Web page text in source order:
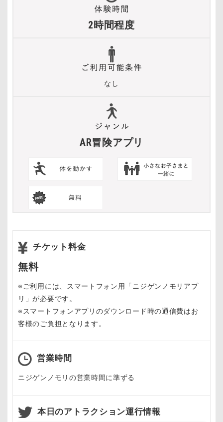
2時間程度
なし
AR冒険アプリ
チケット料金
無料
※ご利用には、スマートフォン用「ニジゲンノモリアプ
リ」が必要です。
※スマートフォンアプリのダウンロード時の通信費はお
客様のご負担となります。
営業時間
ニジゲンノモリの営業時間に準ずる
本日のアトラクション運行情報